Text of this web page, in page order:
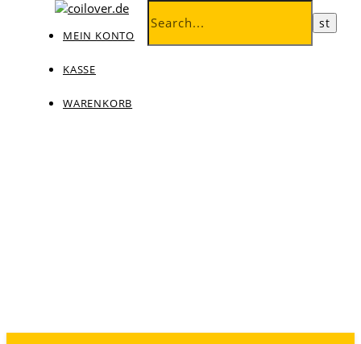
MEIN KONTO
KASSE
WARENKORB